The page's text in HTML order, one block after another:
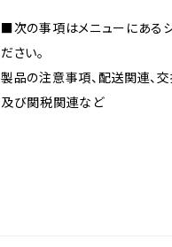
■次の事項はメニューにあるシ
ださい。
製品の注意事項、配送関連、
及び関税関連など